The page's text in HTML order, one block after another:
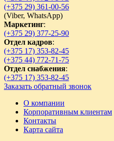
(+375 29) 361-00-56
(Viber, WhatsApp)
Маркетинг:
(+375 29) 377-25-90
Отдел кадров:
(+375 17) 353-82-45
(+375 44) 772-71-75
Отдел снабжения:
(+375 17) 353-82-45
Заказать обратный звонок
О компании
Корпоративным клиентам
Контакты
Карта сайта